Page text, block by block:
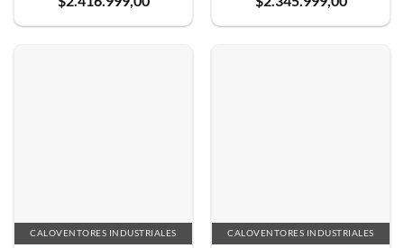
CALOVENTORES INDUSTRIALES CALOVENTORES INDUSTRIALES